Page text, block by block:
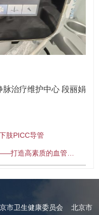
脉治疗维护中心 段丽娟
肢PICC导管
——打造高素质的血管…
市卫生健康委员会 北京市